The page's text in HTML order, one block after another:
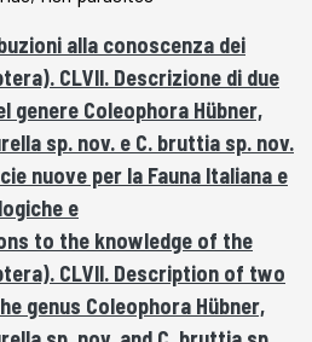
alla conoscenza dei
CLVII. Descrizione di due
genere Coleophora Hübner,
sp. nov. e C. bruttia sp. nov.
nuove per la Fauna Italiana e
e
to the knowledge of the
CLVII. Description of two
genus Coleophora Hübner,